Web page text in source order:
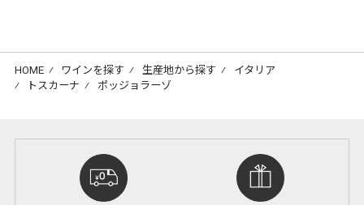
HOME ⁄ ワインを探す ⁄ 生産地から探す ⁄ イタリア
⁄
トスカーナ ⁄ ポッジョラーゾ